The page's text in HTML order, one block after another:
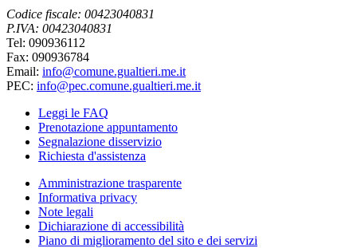
Codice fiscale: 00423040831
P.IVA: 00423040831
Tel: 090936112
Fax: 090936784
Email: info@comune.gualtieri.me.it
PEC: info@pec.comune.gualtieri.me.it
Leggi le FAQ
Prenotazione appuntamento
Segnalazione disservizio
Richiesta d'assistenza
Amministrazione trasparente
Informativa privacy
Note legali
Dichiarazione di accessibilità
Piano di miglioramento del sito e dei servizi